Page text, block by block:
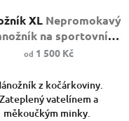
hodnocení
produktu
5,0
5
hvězdiček.
XL Nepromokavý
na sportovní
kočárek.
od 1 500 Kč
z kočárkoviny.
Zateplený vatelínem a
měkoučkým minky.